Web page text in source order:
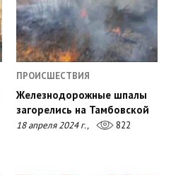
ПРОИСШЕСТВИЯ
Железнодорожные шпалы
загорелись на Тамбовской
18 апреля 2024 г., 822